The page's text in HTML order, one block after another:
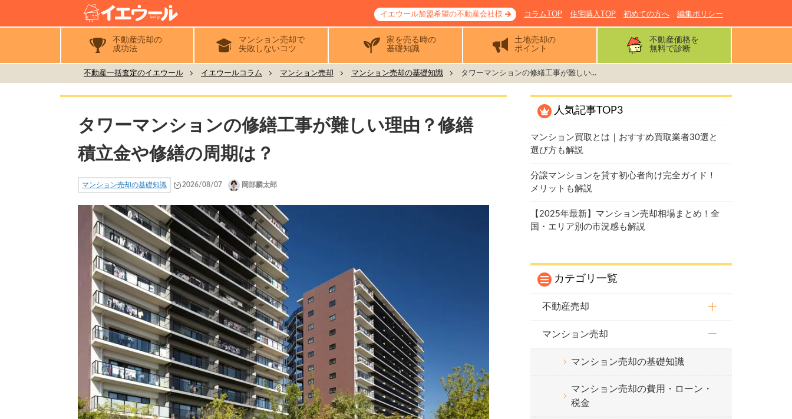
イエウール加盟希望の不動産会社様 コラムTOP 住宅購入TOP 初めての方へ 編集ポリシー
不動産売却の
成功法
マンション売却で
失敗しないコツ
家を売る時の
基礎知識
土地売却の
ポイント
不動産価格を
無料で診断
不動産一括査定のイエウール イエウールコラム マンション売却 マンション売却の基礎知識 タワーマンションの修繕工事が難しい...
タワーマンションの修繕工事が難しい理由？修繕
積立金や修繕の周期は？
マンション売却の基礎知識 2026/08/07 岡部麟太郎
人気記事TOP3
マンション買取とは｜おすすめ買取業者30選と
選び方も解説
分譲マンションを貸す初心者向け完全ガイド！
メリットも解説
【2025年最新】マンション売却相場まとめ！全
国・エリア別の市況感も解説
カテゴリ一覧
不動産売却
マンション売却
マンション売却の基礎知識
マンション売却の費用・ローン・
税金